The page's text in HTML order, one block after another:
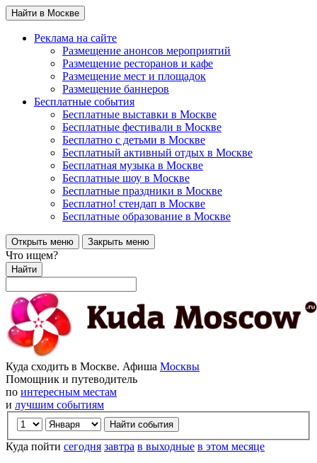
Найти в Москве
Реклама на сайте
Размещение анонсов мероприятий
Размещение ресторанов и кафе
Размещение мест и площадок
Размещение баннеров
Бесплатные события
Бесплатные выставки в Москве
Бесплатные фестивали в Москве
Бесплатно с детьми в Москве
Бесплатный активный отдых в Москве
Бесплатная музыка в Москве
Бесплатные шоу в Москве
Бесплатные праздники в Москве
Бесплатно! стендап в Москве
Бесплатные образование в Москве
Открыть меню Закрыть меню
Что ищем?
Найти
Куда сходить в Москве. Афиша Москвы
Помощник и путеводитель
по интересным местам
и лучшим событиям
Куда пойти сегодня завтра в выходные в этом месяце